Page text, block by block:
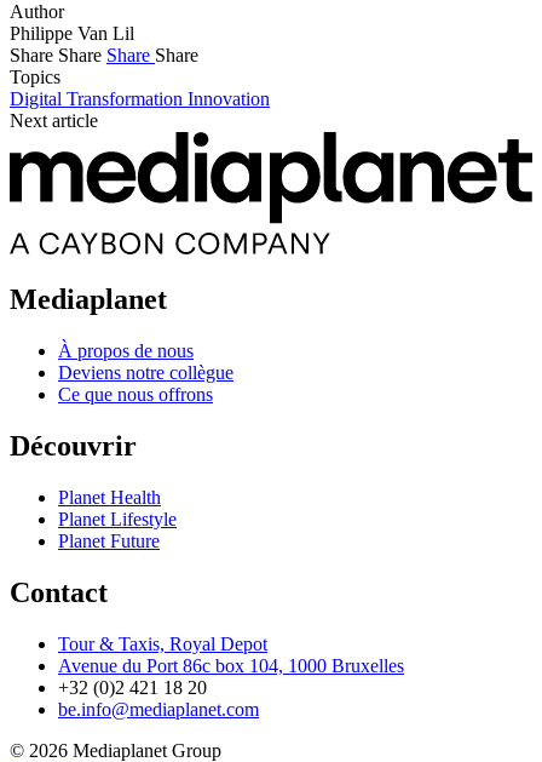
Author
Philippe Van Lil
Share Share Share Share
Topics
Digital Transformation Innovation
Next article
Mediaplanet
À propos de nous
Deviens notre collègue
Ce que nous offrons
Découvrir
Planet Health
Planet Lifestyle
Planet Future
Contact
Tour & Taxis, Royal Depot
Avenue du Port 86c box 104, 1000 Bruxelles
+32 (0)2 421 18 20
be.info@mediaplanet.com
© 2026 Mediaplanet Group